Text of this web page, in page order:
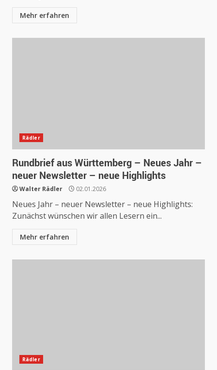
Mehr erfahren
Rädler
Rundbrief aus Württemberg – Neues Jahr –
neuer Newsletter – neue Highlights
Walter Rädler 02.01.2026
Neues Jahr – neuer Newsletter – neue Highlights:
Zunächst wünschen wir allen Lesern ein...
Mehr erfahren
Rädler